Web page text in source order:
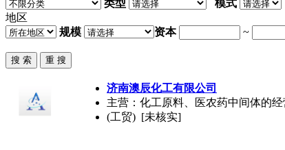
类型
模式
地区
规模
资本 ~
济南澳辰化工有限公司
主营：化工原料、医农药中间体的
(工贸) [未核实]